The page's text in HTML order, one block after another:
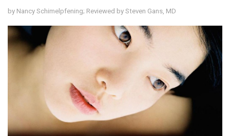
by Nancy Schimelpfening; Reviewed by Steven Gans, MD